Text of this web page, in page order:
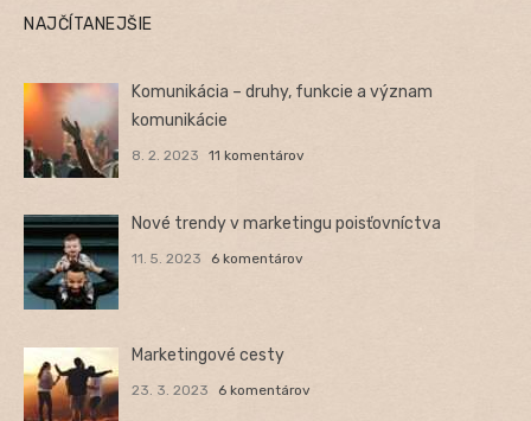
NAJČÍTANEJŠIE
Komunikácia – druhy, funkcie a význam
komunikácie
8. 2. 2023 11 komentárov
Nové trendy v marketingu poisťovníctva
11. 5. 2023 6 komentárov
Marketingové cesty
23. 3. 2023 6 komentárov